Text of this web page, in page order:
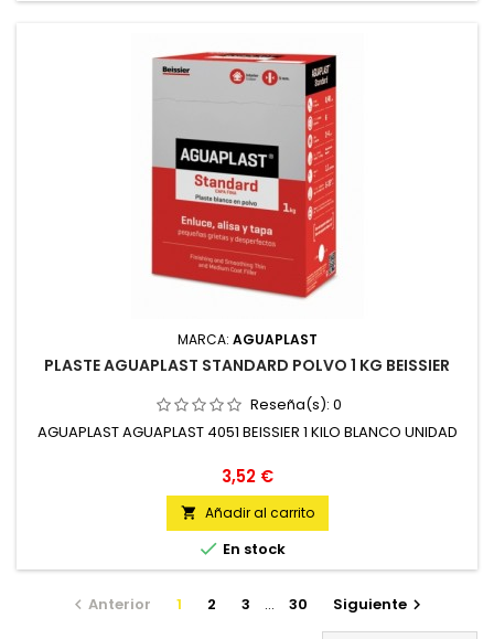
MARCA: AGUAPLAST
PLASTE AGUAPLAST STANDARD POLVO 1 KG BEISSIER
Reseña(s): 0
AGUAPLAST AGUAPLAST 4051 BEISSIER 1 KILO BLANCO UNIDAD
Precio
3,52 €
 Añadir al carrito
 En stock
 Anterior 1 2 3 … 30 Siguiente